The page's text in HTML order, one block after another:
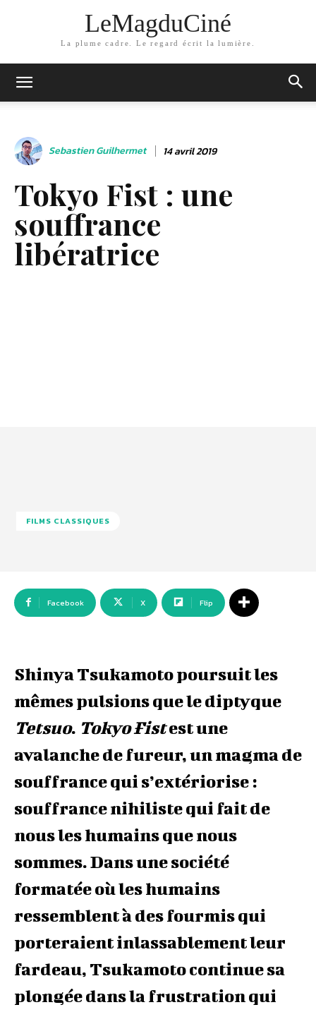
LeMagduCiné
La plume cadre. Le regard écrit la lumière.
Sebastien Guilhermet 14 avril 2019
Tokyo Fist : une
souffrance
libératrice
FILMS CLASSIQUES
Facebook X Flip
Shinya Tsukamoto poursuit les
mêmes pulsions que le diptyque
Tetsuo. Tokyo Fistest une
avalanche de fureur, un magma de
souffrance qui s’extériorise :
souffrance nihiliste qui fait de
nous les humains que nous
sommes. Dans une société
formatée où les humains
ressemblent à des fourmis qui
porteraient inlassablement leur
fardeau, Tsukamoto continue sa
plongée dans la frustration qui